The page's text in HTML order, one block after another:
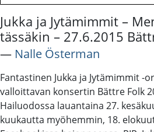
Jukka ja Jytämimmit –
tässäkin – 27.6.2015
― Nalle Österman
Fantastinen Jukka ja Jytämimmit -
valloittavan konsertin Bättre Folk
Hailuodossa lauantaina 27.
kuukautta myöhemmin, 18.